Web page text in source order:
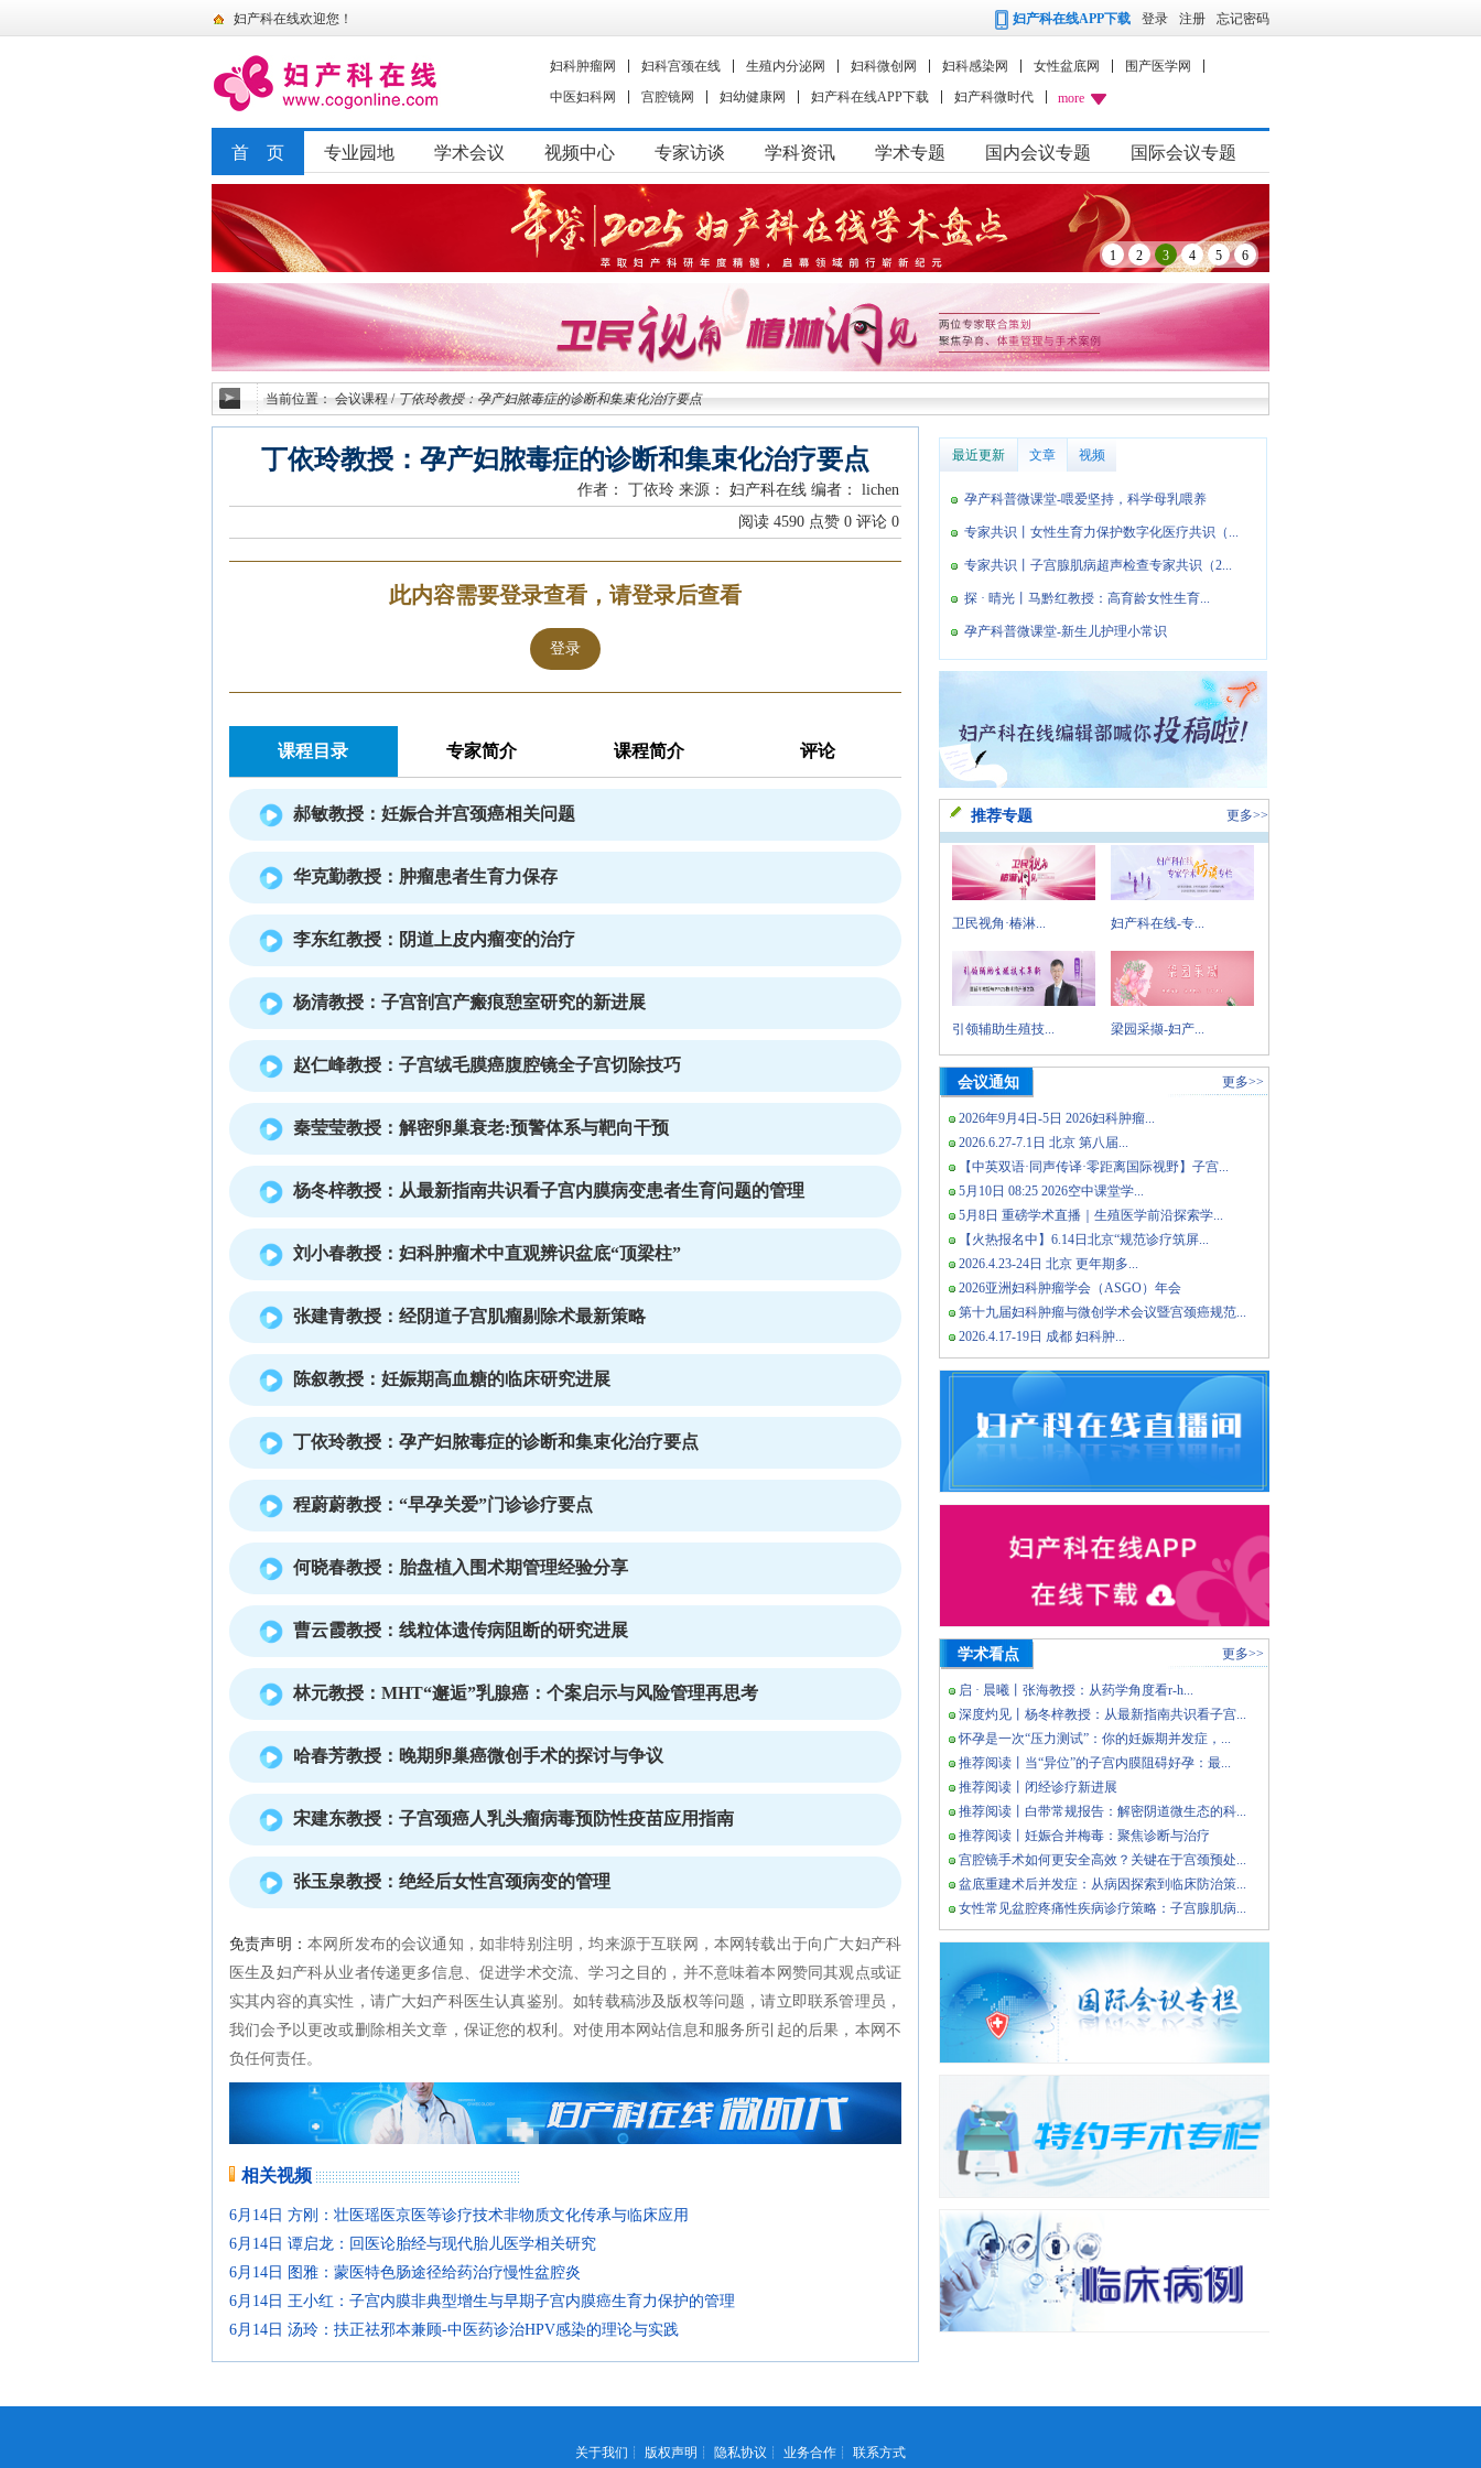
妇产科在线欢迎您！ 妇产科在线APP下载 登录 注册 忘记密码
妇科肿瘤网 妇科宫颈在线 生殖内分泌网 妇科微创网 妇科感染网 女性盆底网
围产医学网
中医妇科网
宫腔镜网 妇幼健康网 妇产科在线APP下载 妇产科微时代 more
首 页 专业园地 学术会议 视频中心 专家访谈 学科资讯 学术专题 国内会议专题 国际会议专题
1 2 3 4 5 6
当前位置：会议课程 / 丁依玲教授：孕产妇脓毒症的诊断和集束化治疗要点
丁依玲教授：孕产妇脓毒症的诊断和集束化治疗要点
作者： 丁依玲 来源： 妇产科在线 编者： lichen
阅读 4590 点赞 0 评论 0
此内容需要登录查看，请登录后查看
登录
课程目录 专家简介 课程简介 评论
郝敏教授：妊娠合并宫颈癌相关问题
华克勤教授：肿瘤患者生育力保存
李东红教授：阴道上皮内瘤变的治疗
杨清教授：子宫剖宫产瘢痕憩室研究的新进展
赵仁峰教授：子宫绒毛膜癌腹腔镜全子宫切除技巧
秦莹莹教授：解密卵巢衰老:预警体系与靶向干预
杨冬梓教授：从最新指南共识看子宫内膜病变患者生育问题的管理
刘小春教授：妇科肿瘤术中直观辨识盆底“顶梁柱”
张建青教授：经阴道子宫肌瘤剔除术最新策略
陈叙教授：妊娠期高血糖的临床研究进展
丁依玲教授：孕产妇脓毒症的诊断和集束化治疗要点
程蔚蔚教授：“早孕关爱”门诊诊疗要点
何晓春教授：胎盘植入围术期管理经验分享
曹云霞教授：线粒体遗传病阻断的研究进展
林元教授：MHT“邂逅”乳腺癌：个案启示与风险管理再思考
哈春芳教授：晚期卵巢癌微创手术的探讨与争议
宋建东教授：子宫颈癌人乳头瘤病毒预防性疫苗应用指南
张玉泉教授：绝经后女性宫颈病变的管理
免责声明： 本网所发布的会议通知，如非特别注明，均来源于互联网，本网转载出于向广大妇产科
医生及妇产科从业者传递更多信息、促进学术交流、学习之目的，并不意味着本网赞同其观点或证
实其内容的真实性，请广大妇产科医生认真鉴别。如转载稿涉及版权等问题，请立即联系管理员，
我们会予以更改或删除相关文章，保证您的权利。对使用本网站信息和服务所引起的后果，本网不
负任何责任。
相关视频
6月14日 方刚：壮医瑶医京医等诊疗技术非物质文化传承与临床应用
6月14日 谭启龙：回医论胎经与现代胎儿医学相关研究
6月14日 图雅：蒙医特色肠途径给药治疗慢性盆腔炎
6月14日 王小红：子宫内膜非典型增生与早期子宫内膜癌生育力保护的管理
6月14日 汤玲：扶正祛邪本兼顾-中医药诊治HPV感染的理论与实践
最近更新 文章 视频
孕产科普微课堂-喂爱坚持，科学母乳喂养
专家共识丨女性生育力保护数字化医疗共识（...
专家共识丨子宫腺肌病超声检查专家共识（2...
探 · 晴光丨马黔红教授：高育龄女性生育...
孕产科普微课堂-新生儿护理小常识
推荐专题 更多>>
卫民视角·椿淋... 妇产科在线-专...
引领辅助生殖技... 梁园采撷-妇产...
会议通知 更多>>
2026年9月4日-5日 2026妇科肿瘤...
2026.6.27-7.1日 北京 第八届...
【中英双语·同声传译·零距离国际视野】子宫...
5月10日 08:25 2026空中课堂学...
5月8日 重磅学术直播｜生殖医学前沿探索学...
【火热报名中】6.14日北京“规范诊疗筑屏...
2026.4.23-24日 北京 更年期多...
2026亚洲妇科肿瘤学会（ASGO）年会
第十九届妇科肿瘤与微创学术会议暨宫颈癌规范...
2026.4.17-19日 成都 妇科肿...
学术看点 更多>>
启 · 晨曦丨张海教授：从药学角度看r-h...
深度灼见丨杨冬梓教授：从最新指南共识看子宫...
怀孕是一次“压力测试”：你的妊娠期并发症，...
推荐阅读丨当“异位”的子宫内膜阻碍好孕：最...
推荐阅读丨闭经诊疗新进展
推荐阅读丨白带常规报告：解密阴道微生态的科...
推荐阅读丨妊娠合并梅毒：聚焦诊断与治疗
宫腔镜手术如何更安全高效？关键在于宫颈预处...
盆底重建术后并发症：从病因探索到临床防治策...
女性常见盆腔疼痛性疾病诊疗策略：子宫腺肌病...
关于我们 ┊ 版权声明 ┊ 隐私协议 ┊ 业务合作 ┊ 联系方式